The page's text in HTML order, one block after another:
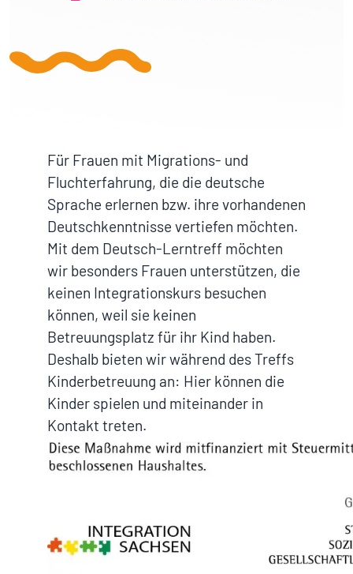
Für Frauen mit Migrations- und
Fluchterfahrung, die die deutsche
Sprache erlernen bzw. ihre vorhandenen
Deutschkenntnisse vertiefen möchten.
Mit dem Deutsch-Lerntreff möchten
wir besonders Frauen unterstützen, die
keinen Integrationskurs besuchen
können, weil sie keinen
Betreuungsplatz für ihr Kind haben.
Deshalb bieten wir während des Treffs
Kinderbetreuung an: Hier können die
Kinder spielen und miteinander in
Kontakt treten.